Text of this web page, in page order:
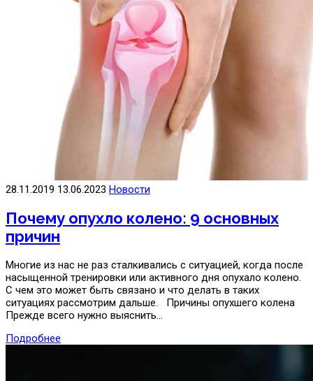
28.11.2019 13.06.2023 Новости
Почему опухло колено: 9 основных
причин
Многие из нас не раз сталкивались с ситуацией, когда после
насыщенной тренировки или активного дня опухало колено.
С чем это может быть связано и что делать в таких
ситуациях рассмотрим дальше. Причины опухшего колена
Прежде всего нужно выяснить…
Подробнее